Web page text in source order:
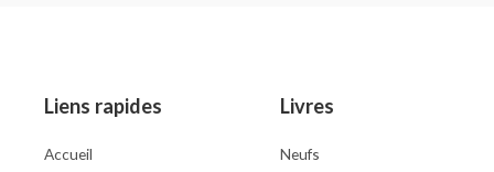
Liens rapides
Accueil
Livres
Neufs